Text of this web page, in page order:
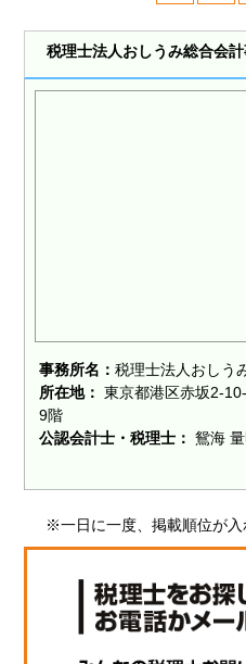
税理士法人おしうみ総合会
事務所名：税理士法人おしう
所在地： 東京都港区赤坂2-
9階
公認会計士・税理士： 鴛海 量
※一日に一度、掲載順位が入